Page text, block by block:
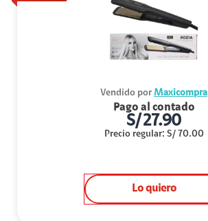
Vendido por Maxicompra
Pago al contado
S/27.90
Precio regular: S/ 70.00
Lo quiero